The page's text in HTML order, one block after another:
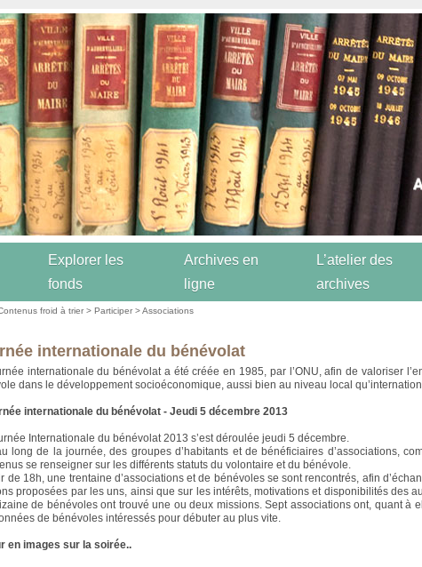
Explorer les
fonds
Archives en
ligne
L’atelier des
archives
froid à trier >Participer >Associations
internationale du bénévolat
internationale du bénévolat a été créée en 1985, par l’ONU, afin de valoriser
dans le développement socioéconomique, aussi bien au niveau local
internationale du bénévolat - Jeudi 5 décembre 2013
Internationale du bénévolat 2013 s’est déroulée jeudi 5 décembre.
long de la journée, des groupes d’habitants et de bénéficiaires d’associations,
se renseigner sur les différents statuts du volontaire et du bénévole.
de 18h, une trentaine d’associations et de bénévoles se sont rencontrés, afin
proposées par les uns, ainsi que sur les intérêts, motivations et disponibilités des
de bénévoles ont trouvé une ou deux missions. Sept associations ont, quant à
de bénévoles intéressés pour débuter au plus vite.
en images sur la soirée..